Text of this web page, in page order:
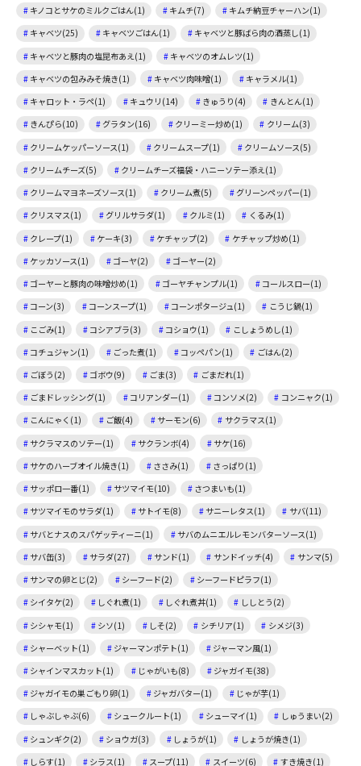
キノコとサケのミルクごはん(1)
キムチ(7)
キムチ納豆チャーハン(1)
キャベツ(25)
キャベツごはん(1)
キャベツと豚ばら肉の酒蒸し(1)
キャベツと豚肉の塩昆布あえ(1)
キャベツのオムレツ(1)
キャベツの包みみそ焼き(1)
キャベツ肉味噌(1)
キャラメル(1)
キャロット・ラペ(1)
キュウリ(14) きゅうり(4)
きんとん(1)
きんぴら(10)
グラタン(16) クリーミー炒め(1)
クリーム(3)
クリームケッパーソース(1)
クリームスープ(1)
クリームソース(5)
クリームチーズ(5)
クリームチーズ福袋・ハニーソテー添え(1)
クリームマヨネーズソース(1)
クリーム煮(5)
グリーンペッパー(1)
クリスマス(1)
グリルサラダ(1) クルミ(1)
くるみ(1)
クレープ(1)
ケーキ(3) ケチャップ(2)
ケチャップ炒め(1)
ケッカソース(1)
ゴーヤ(2)
ゴーヤー(2)
ゴーヤーと豚肉の味噌炒め(1)
ゴーヤチャンプル(1)
コールスロー(1)
コーン(3)
コーンスープ(1) コーンポタージュ(1)
こうじ鍋(1)
こごみ(1)
コシアブラ(3) コショウ(1)
こしょうめし(1)
コチュジャン(1)
ごった煮(1) コッペパン(1)
ごはん(2)
ごぼう(2)
ゴボウ(9) ごま(3)
ごまだれ(1)
ごまドレッシング(1)
コリアンダー(1) コンソメ(2)
コンニャク(1)
こんにゃく(1)
ご飯(4) サーモン(6)
サクラマス(1)
サクラマスのソテー(1)
サクランボ(4)
サケ(16)
サケのハーブオイル焼き(1)
ささみ(1)
さっぱり(1)
サッポロ一番(1)
サツマイモ(10)
さつまいも(1)
サツマイモのサラダ(1)
サトイモ(8) サニーレタス(1)
サバ(11)
サバとナスのスパゲッティーニ(1)
サバのムニエルレモンバターソース(1)
サバ缶(3)
サラダ(27) サンド(1) サンドイッチ(4)
サンマ(5)
サンマの卵とじ(2)
シーフード(2)
シーフードピラフ(1)
シイタケ(2)
しぐれ煮(1) しぐれ煮丼(1)
ししとう(2)
シシャモ(1)
シソ(1) しそ(2) シチリア(1)
シメジ(3)
シャーベット(1)
ジャーマンポテト(1)
ジャーマン風(1)
シャインマスカット(1)
じゃがいも(8)
ジャガイモ(38)
ジャガイモの巣ごもり卵(1)
ジャガバター(1)
じゃが芋(1)
しゃぶしゃぶ(6)
シュークルート(1) シューマイ(1)
しゅうまい(2)
シュンギク(2)
ショウガ(3) しょうが(1)
しょうが焼き(1)
しらす(1)
シラス(1) スープ(11) スイーツ(6) すき焼き(1)